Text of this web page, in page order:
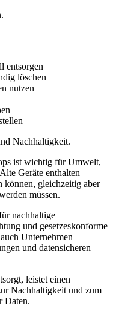
entsorgen
löschen
nutzen
Nachhaltigkeit.
ist wichtig für Umwelt,
Geräte enthalten
können, gleichzeitig aber
müssen.
nachhaltige
und gesetzeskonforme
Unternehmen
und datensicheren
leistet einen
Nachhaltigkeit und zum
Daten.